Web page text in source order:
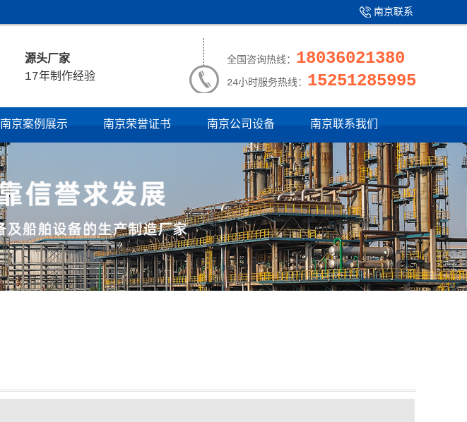
南京联系
源头厂家
17年制作经验
全国咨询热线： 18036021380
24小时服务热线： 15251285995
南京案例展示 南京荣誉证书 南京公司设备 南京联系我们